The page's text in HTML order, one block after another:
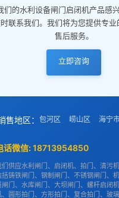
们的水利设备闸门启闭机产品感
联系我们。我们将为您提供专
售后服务。
立即咨询
售地区： 包河区 崂山区 海宁
话微信:18713954850
们供应水利闸门、启闭机、拍门、清污
括铸铁闸门、钢制闸门、不锈钢闸门、
闸门、水库闸门、大坝闸门、螺杆启闭
、圆形拍门、方形拍门、复合拍门、玻